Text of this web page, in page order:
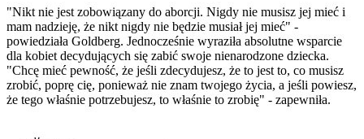
"Nikt nie jest zobowiązany do aborcji. Nigdy nie musisz jej mieć i
mam nadzieję, że nikt nigdy nie będzie musiał jej mieć" -
powiedziała Goldberg. Jednocześnie wyraziła absolutne wsparcie
dla kobiet decydujących się zabić swoje nienarodzone dziecka.
"Chcę mieć pewność, że jeśli zdecydujesz, że to jest to, co musisz
zrobić, poprę cię, ponieważ nie znam twojego życia, a jeśli powiesz,
że tego właśnie potrzebujesz, to właśnie to zrobię" - zapewniła.